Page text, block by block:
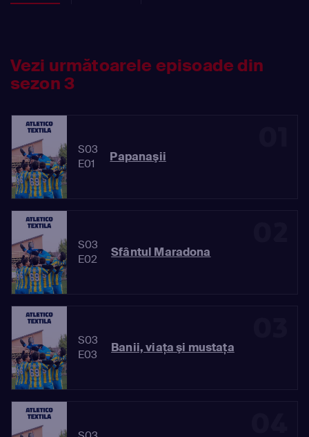
Vezi următoarele episoade din
sezon 3
S03
E01
Papanaşii
S03
E02
Sfântul Maradona
S03
E03
Banii, viaţa şi mustaţa